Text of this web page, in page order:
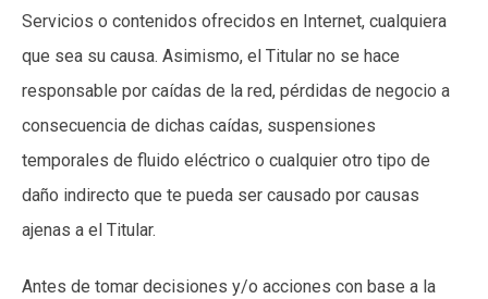
Servicios o contenidos ofrecidos en Internet, cualquiera
que sea su causa. Asimismo, el Titular no se hace
responsable por caídas de la red, pérdidas de negocio a
consecuencia de dichas caídas, suspensiones
temporales de fluido eléctrico o cualquier otro tipo de
daño indirecto que te pueda ser causado por causas
ajenas a el Titular.
Antes de tomar decisiones y/o acciones con base a la